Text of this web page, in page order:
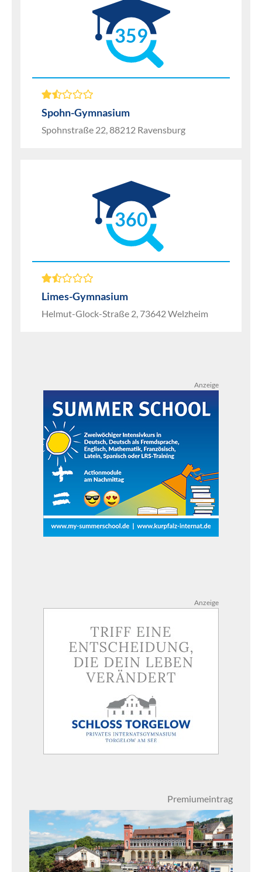
359
Spohn-Gymnasium
Spohnstraße 22, 88212 Ravensburg
360
Limes-Gymnasium
Helmut-Glock-Straße 2, 73642 Welzheim
Anzeige
Anzeige
Premiumeintrag